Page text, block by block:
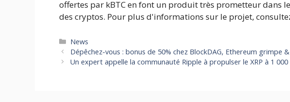
offertes par kBTC en font un produit très prometteur dans
des cryptos. Pour plus d'informations sur le projet,
Catégories
News
Dépêchez-vous : bonus de 50% chez BlockDAG, Ethereum grimpe
Un expert appelle la communauté Ripple à propulser le XRP à 1 000